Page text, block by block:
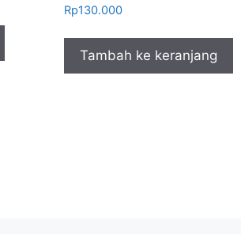
Rp130.000
Tambah ke keranjang